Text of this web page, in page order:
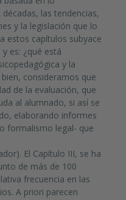
las tendencias,
y la legislación que lo
estos capítulos subyace
es: ¿qué está
y la
consideramos que
de la evaluación, que
al alumnado, si así se
elaborando informes
formalismo legal- que
El Capítulo III, se ha
de más de 100
frecuencia en las
A priori parecen